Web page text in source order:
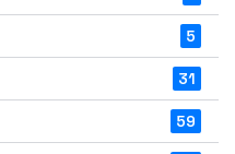
5
31
59